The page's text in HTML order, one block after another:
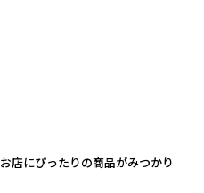
お店にぴったりの商品がみつかり